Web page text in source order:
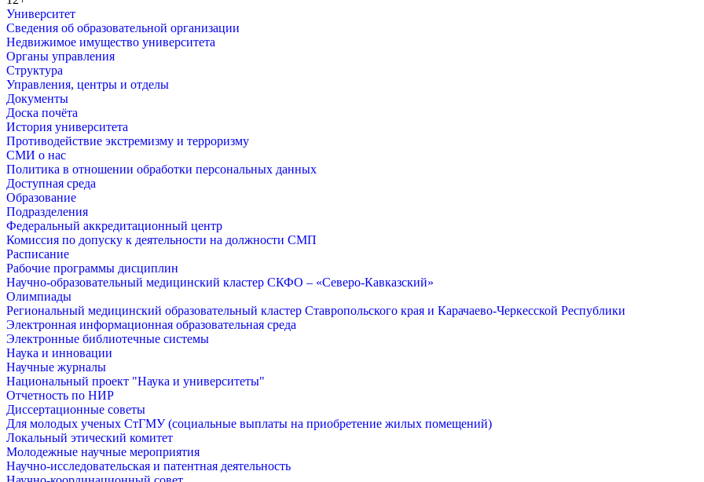
Университет
Сведения об образовательной организации
Недвижимое имущество университета
Органы управления
Структура
Управления, центры и отделы
Документы
Доска почёта
История университета
Противодействие экстремизму и терроризму
СМИ о нас
Политика в отношении обработки персональных данных
Доступная среда
Образование
Подразделения
Федеральный аккредитационный центр
Комиссия по допуску к деятельности на должности СМП
Расписание
Рабочие программы дисциплин
Научно-образовательный медицинский кластер СКФО – «Северо-Кавказский»
Олимпиады
Региональный медицинский образовательный кластер Ставропольского края и Карачаево-Черкесской Республики
Электронная информационная образовательная среда
Электронные библиотечные системы
Наука и инновации
Научные журналы
Национальный проект "Наука и университеты"
Отчетность по НИР
Диссертационные советы
Для молодых ученых СтГМУ (социальные выплаты на приобретение жилых помещений)
Локальный этический комитет
Молодежные научные мероприятия
Научно-исследовательская и патентная деятельность